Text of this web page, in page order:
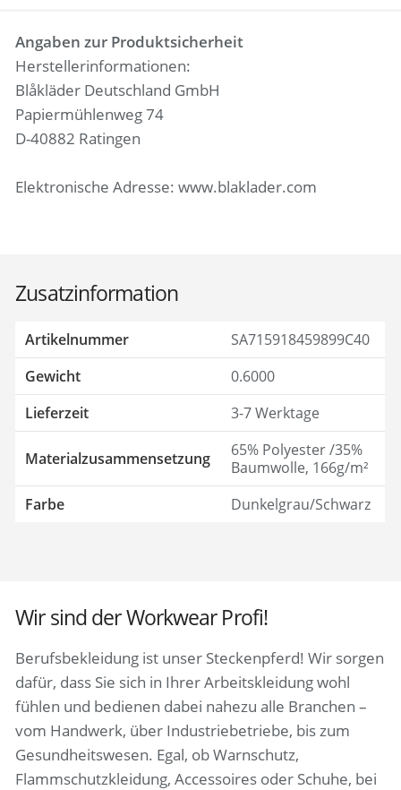
Angaben zur Produktsicherheit
Herstellerinformationen:
Blåkläder Deutschland GmbH
Papiermühlenweg 74
D-40882 Ratingen
Elektronische Adresse: www.blaklader.com
Zusatzinformation
Artikelnummer
SA715918459899C40
Gewicht
0.6000
Lieferzeit
3-7 Werktage
Materialzusammensetzung
65% Polyester /35%
Baumwolle, 166g/m²
Farbe
Dunkelgrau/Schwarz
Wir sind der Workwear Profi!
Berufsbekleidung ist unser Steckenpferd! Wir sorgen
dafür, dass Sie sich in Ihrer Arbeitskleidung wohl
fühlen und bedienen dabei nahezu alle Branchen –
vom Handwerk, über Industriebetriebe, bis zum
Gesundheitswesen. Egal, ob Warnschutz,
Flammschutzkleidung, Accessoires oder Schuhe, bei